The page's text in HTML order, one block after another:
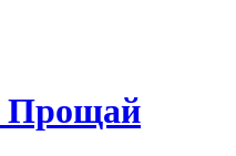
Прощай